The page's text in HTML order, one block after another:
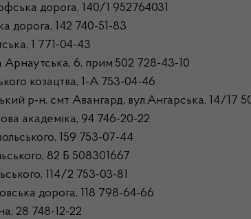
дорога, 140/1 952764031
дорога, 142 740-51-83
1 771-04-43
6, прим.502 728-43-10
козацтва, 1-А 753-04-46
р-н, смт Авангард, вул.Ангарська, 14/17
академіка, 94 746-20-22
159 753-07-44
82 Б 508301667
114/2 753-03-81
дорога, 118 798-64-66
28 748-12-22